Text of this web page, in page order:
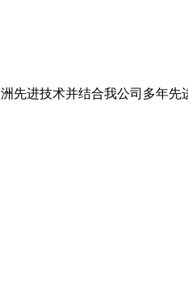
进技术并结合我公司多年